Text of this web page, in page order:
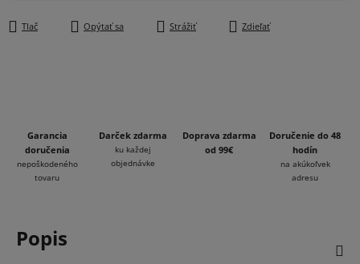
Tlač Opýtať sa Strážiť Zdieľať
Garancia
doručenia
nepoškodeného
tovaru
Darček zdarma
ku každej
objednávke
Doprava zdarma
od 99€
Doručenie do 48
hodín
na akúkoľvek
adresu
Popis